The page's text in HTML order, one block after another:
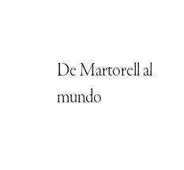
De Martorell al
mundo